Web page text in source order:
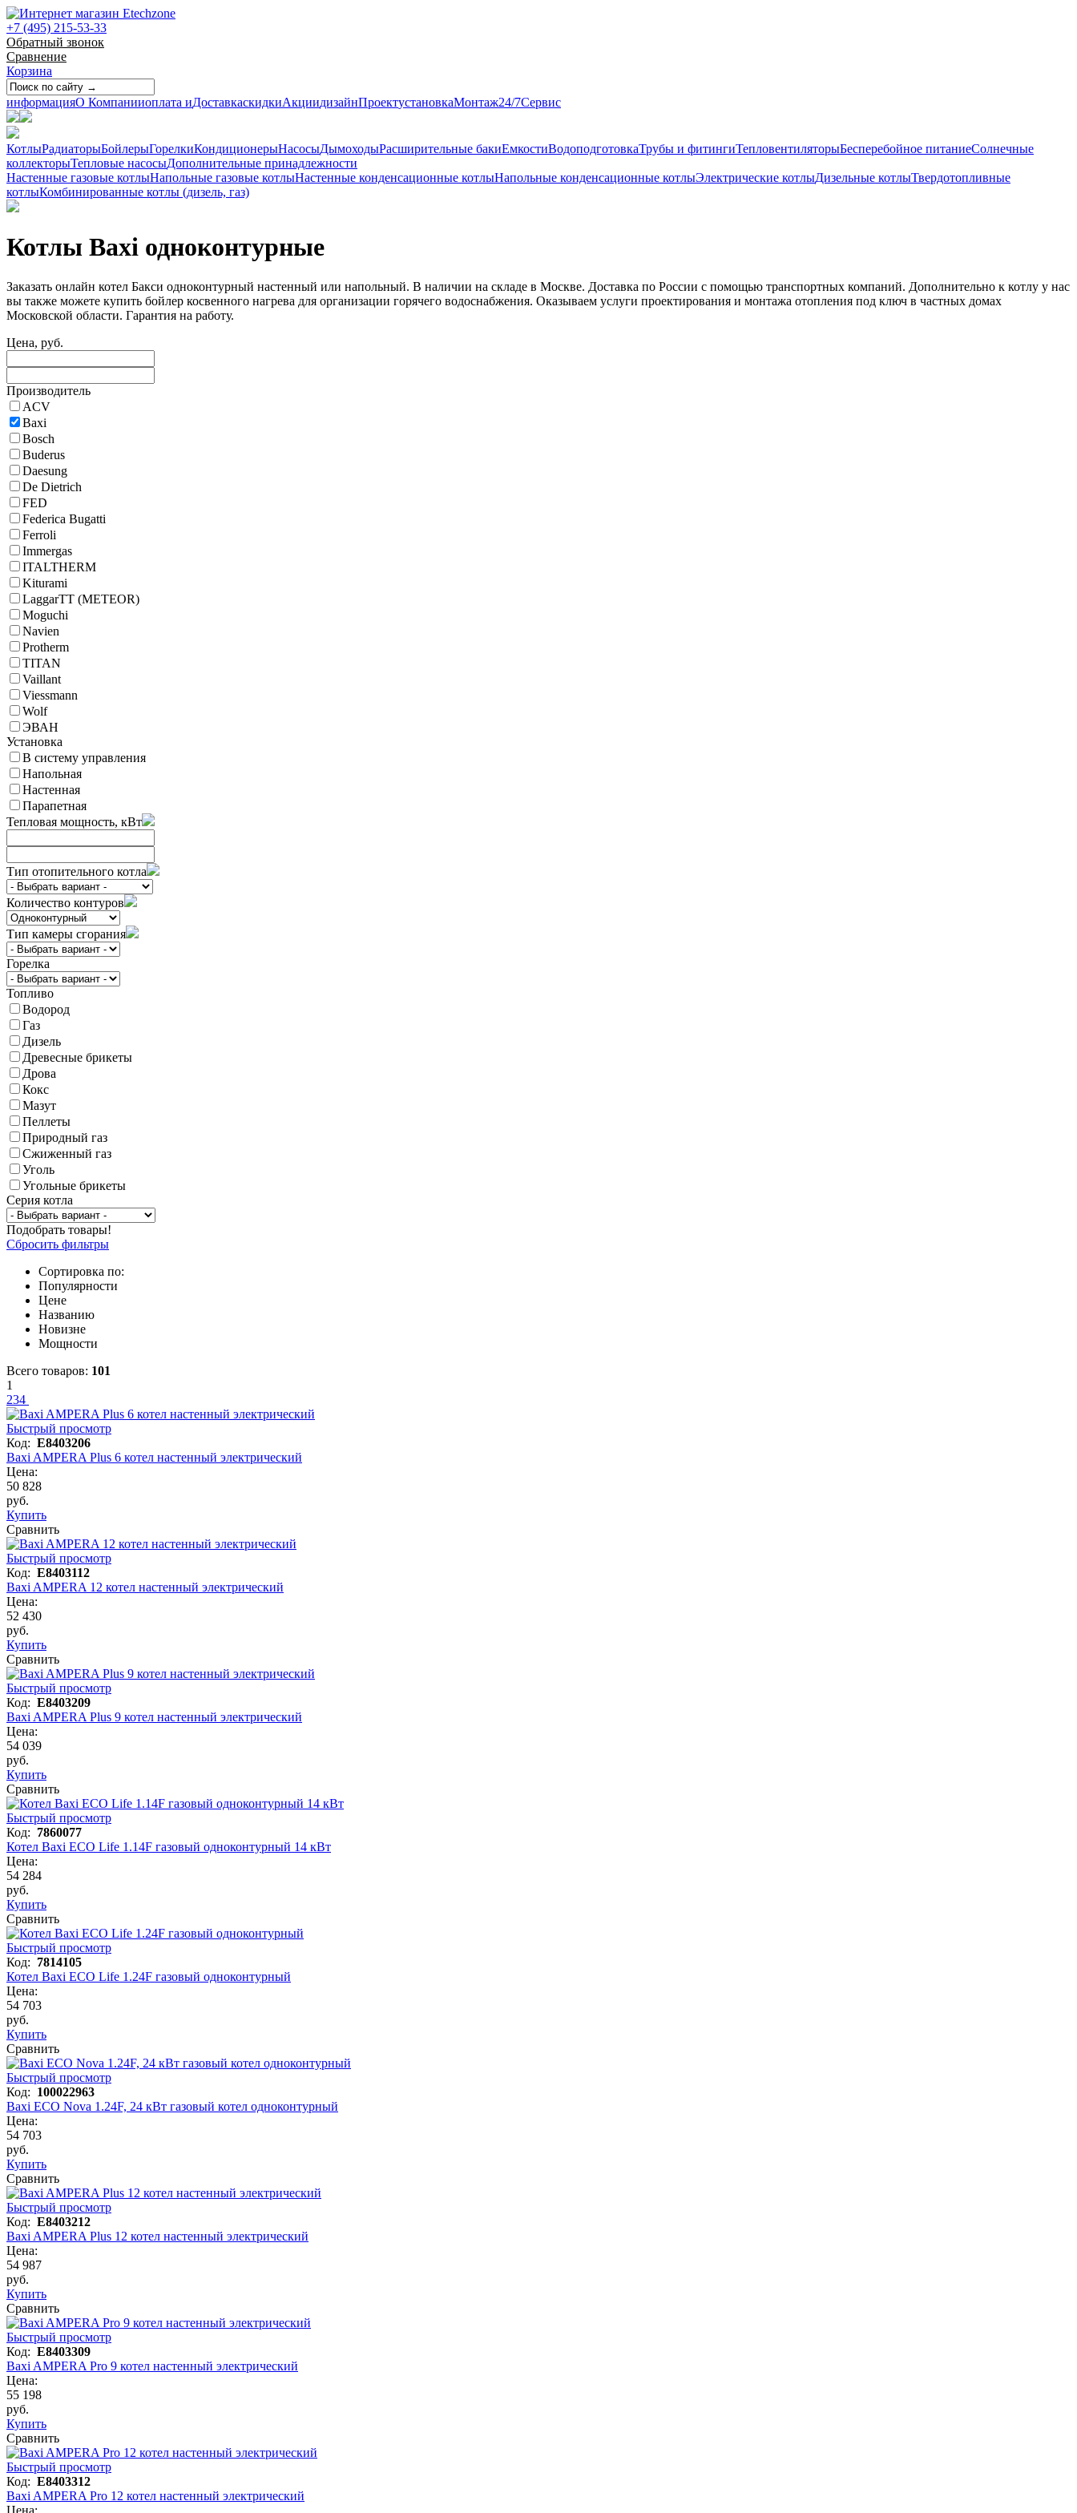
+7 (495) 215-53-33
Обратный звонок
Сравнение
Корзина
информацияО Компанииоплата иДоставкаскидкиАкциидизайнПроектустановкаМонтаж24/7Сервис
КотлыРадиаторыБойлерыГорелкиКондиционерыНасосыДымоходыРасширительные бакиЕмкостиВодоподготовкаТрубы и фитингиТепловентиляторыБесперебойное питаниеСолнечные
коллекторыТепловые насосыДополнительные принадлежности
Настенные газовые котлыНапольные газовые котлыНастенные конденсационные котлыНапольные конденсационные котлыЭлектрические котлыДизельные котлыТвердотопливные
котлыКомбинированные котлы (дизель, газ)
Котлы Baxi одноконтурные
Заказать онлайн котел Бакси одноконтурный настенный или напольный. В наличии на складе в Москве. Доставка по России с помощью транспортных компаний. Дополнительно к котлу у нас
вы также можете купить бойлер косвенного нагрева для организации горячего водоснабжения. Оказываем услуги проектирования и монтажа отопления под ключ в частных домах
Московской области. Гарантия на работу.
Цена, руб.
Производитель
ACV
Baxi
Bosch
Buderus
Daesung
De Dietrich
FED
Federica Bugatti
Ferroli
Immergas
ITALTHERM
Kiturami
LaggarTT (METEOR)
Moguchi
Navien
Protherm
TITAN
Vaillant
Viessmann
Wolf
ЭВАН
Установка
В систему управления
Напольная
Настенная
Парапетная
Тепловая мощность, кВт
Тип отопительного котла
Количество контуров
Тип камеры сгорания
Горелка
Топливо
Водород
Газ
Дизель
Древесные брикеты
Дрова
Кокс
Мазут
Пеллеты
Природный газ
Сжиженный газ
Уголь
Угольные брикеты
Серия котла
Подобрать товары!
Сбросить фильтры
Сортировка по:
Популярности
Цене
Названию
Новизне
Мощности
Всего товаров: 101
1
234
Быстрый просмотр
Код: E8403206
Baxi AMPERA Plus 6 котел настенный электрический
Цена:
50 828
руб.
Купить
Сравнить
Быстрый просмотр
Код: E8403112
Baxi AMPERA 12 котел настенный электрический
Цена:
52 430
руб.
Купить
Сравнить
Быстрый просмотр
Код: E8403209
Baxi AMPERA Plus 9 котел настенный электрический
Цена:
54 039
руб.
Купить
Сравнить
Быстрый просмотр
Код: 7860077
Котел Baxi ECO Life 1.14F газовый одноконтурный 14 кВт
Цена:
54 284
руб.
Купить
Сравнить
Быстрый просмотр
Код: 7814105
Котел Baxi ECO Life 1.24F газовый одноконтурный
Цена:
54 703
руб.
Купить
Сравнить
Быстрый просмотр
Код: 100022963
Baxi ECO Nova 1.24F, 24 кВт газовый котел одноконтурный
Цена:
54 703
руб.
Купить
Сравнить
Быстрый просмотр
Код: E8403212
Baxi AMPERA Plus 12 котел настенный электрический
Цена:
54 987
руб.
Купить
Сравнить
Быстрый просмотр
Код: E8403309
Baxi AMPERA Pro 9 котел настенный электрический
Цена:
55 198
руб.
Купить
Сравнить
Быстрый просмотр
Код: E8403312
Baxi AMPERA Pro 12 котел настенный электрический
Цена: